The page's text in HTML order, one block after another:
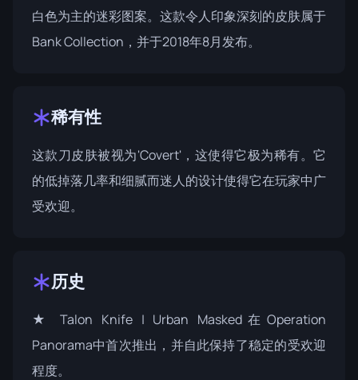
白色为主的迷彩图案。这款令人印象深刻的皮肤属于
Bank Collection ，并于2018年8月发布。
稀有性
这款刀皮肤被视为'Covert'，这使得它极为稀有。它
的低掉落几率和细腻而迷人的设计使得它在玩家中广
受欢迎。
历史
★ Talon Knife | Urban Masked在 Operation
Panorama中首次推出，并自此保持了稳定的受欢迎
程度。